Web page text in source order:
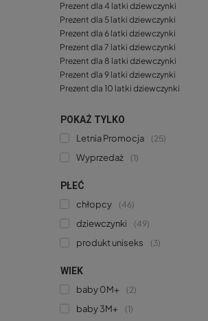
Prezent dla 4 latki dziewczynki
Prezent dla 5 latki dziewczynki
Prezent dla 6 latki dziewczynki
Prezent dla 7 latki dziewczynki
Prezent dla 8 latki dziewczynki
Prezent dla 9 latki dziewczynki
Prezent dla 10 latki dziewczynki
POKAŻ TYLKO
Letnia Promocja
25
Wyprzedaż 1
PŁEĆ
chłopcy
46
dziewczynki 49
produkt uniseks 3
WIEK
baby 0M+
2
baby 3M+ 1